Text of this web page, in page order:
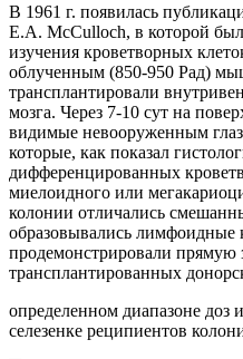
В 1961 г. появилась
E.A. McCulloch, в которой
изучения кроветворных
облученным (850-950 Рад)
трансплантировали
мозга. Через 7-10 сут на
видимые невооруженным
которые, как показал
дифференцированных
миелоидного или
колонии отличались
образовывались
продемонстрировали прямую
трансплантированных
определенном диапазоне
селезенке реципиентов